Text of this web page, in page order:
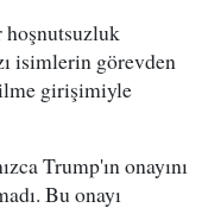
isimlerin görevden
girişimiyle
Trump'ın onayını
Bu onayı